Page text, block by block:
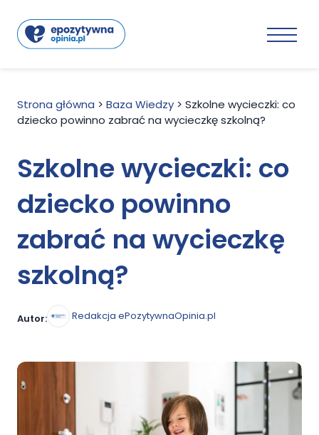
Strona główna > Baza Wiedzy > Szkolne wycieczki: co
dziecko powinno zabrać na wycieczkę szkolną?
Szkolne wycieczki: co
dziecko powinno
zabrać na wycieczkę
szkolną?
Autor: Redakcja ePozytywnaOpinia.pl